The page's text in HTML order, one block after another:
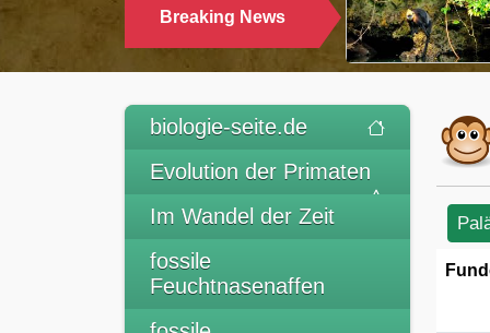
Breaking News
WARUM LANGUREN
TRINKEN
biologie-seite.de
Evolution der Primaten
Im Wandel der Zeit
fossile
Feuchtnasenaffen